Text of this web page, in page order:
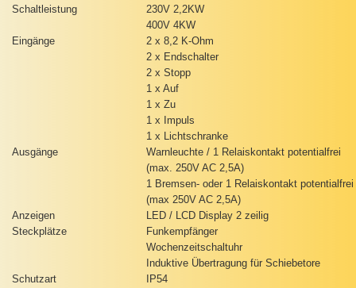
Schaltleistung
230V 2,2KW
400V 4KW
Eingänge
2 x 8,2 K-Ohm
2 x Endschalter
2 x Stopp
1 x Auf
1 x Zu
1 x Impuls
1 x Lichtschranke
Ausgänge
Warnleuchte / 1 Relaiskontakt potentialfrei
(max. 250V AC 2,5A)
1 Bremsen- oder 1 Relaiskontakt potentialfrei
(max 250V AC 2,5A)
Anzeigen
LED / LCD Display 2 zeilig
Steckplätze
Funkempfänger
Wochenzeitschaltuhr
Induktive Übertragung für Schiebetore
Schutzart
IP54